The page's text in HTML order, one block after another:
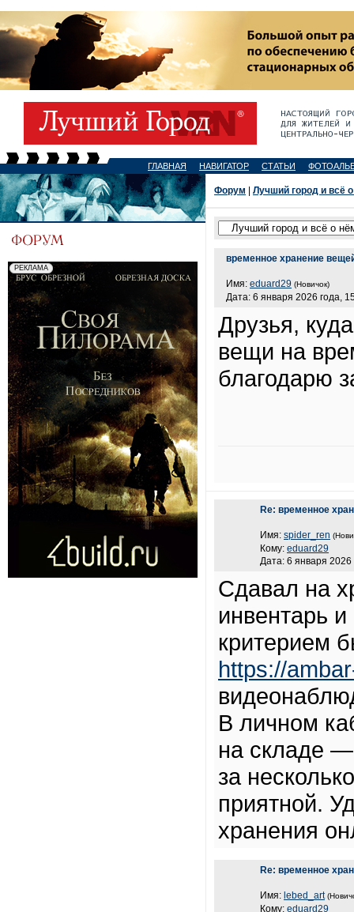
ГЛАВНАЯ НАВИГАТОР СТАТЬИ
Форум Лучший город и всё
временное хранение
Имя: eduard29 (Новичок)
Дата: 6 января 2026 года,
Друзья,
вещи на
благодарю
Re: временное
Имя: spider_ren
Кому: eduard29
Дата: 6 января 2026
Сдавал на
инвентарь
критерием
https://
В личном
на складе
за
приятной.
хранения
Re: временное
Имя: lebed_art
Кому: eduard29